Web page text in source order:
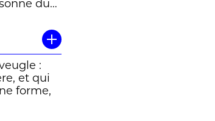
du
un
dans le
partie
voyage,
:
et qui
forme,